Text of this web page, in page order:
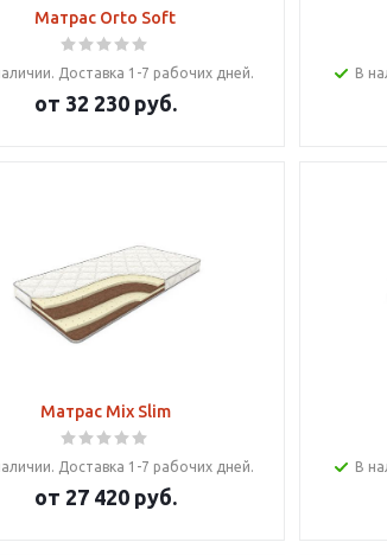
Матрас Orto Soft
Доставка 1-7 рабочих дней.
от 32 230 руб.
В
Матрас Mix Slim
Доставка 1-7 рабочих дней.
от 27 420 руб.
В